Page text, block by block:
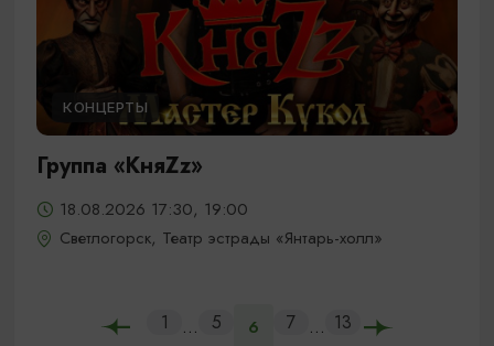
КОНЦЕРТЫ
Группа «КняZz»
18.08.2026 17:30, 19:00
Светлогорск, Театр эстрады «Янтарь-холл»
1 ... 5 6 7 ... 13